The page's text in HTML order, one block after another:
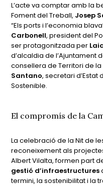
L’acte va comptar amb la
Foment del Treball, Josep
“Els ports i l’economia
Carbonell, president del
ser protagonitzada per
d’alcaldia de l’Ajuntament
consellera de Territori de la
Santano, secretari d’Estat
Sostenible.
El compromís de la
La celebració de la Nit de
reconeixement als
Albert Vilalta, formen part
gestió d’infraestructures
termini, la sostenibilitat i la